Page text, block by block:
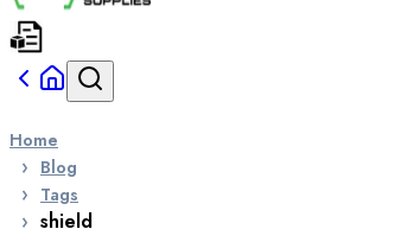
Home
Blog
Tags
shield